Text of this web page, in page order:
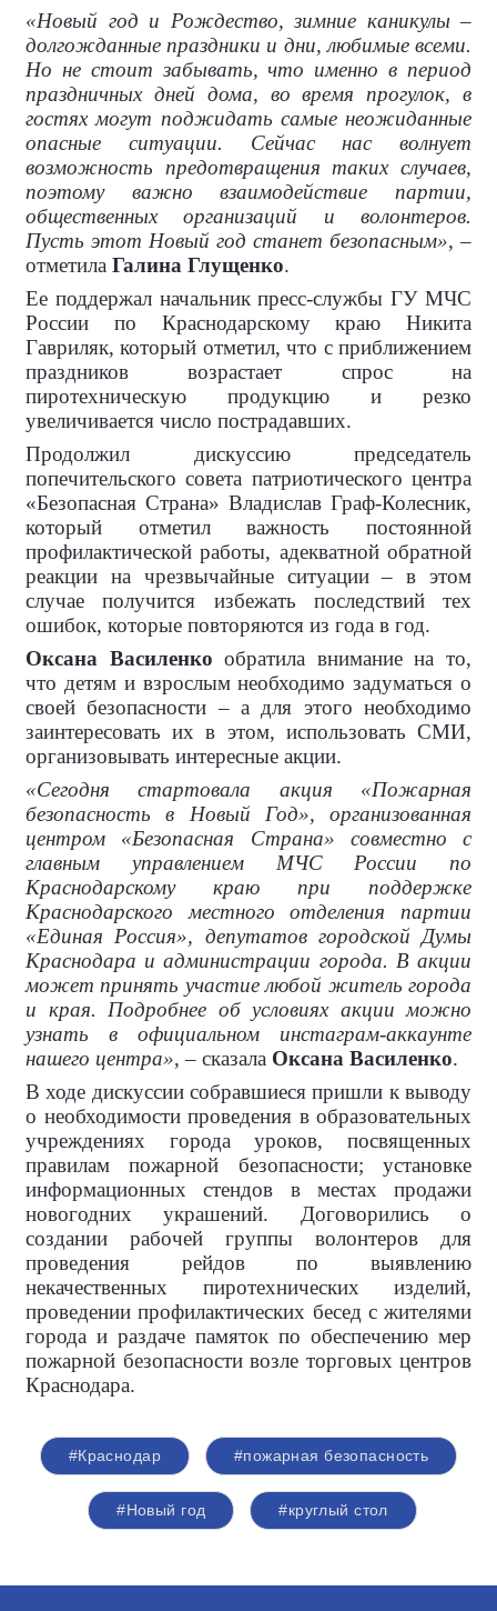
«Новый год и Рождество, зимние каникулы –
долгожданные праздники и дни, любимые всеми.
Но не стоит забывать, что именно в период
праздничных дней дома, во время прогулок, в
гостях могут поджидать самые неожиданные
опасные ситуации. Сейчас нас волнует
возможность предотвращения таких случаев,
поэтому важно взаимодействие партии,
общественных организаций и волонтеров.
Пусть этот Новый год станет безопасным», –
отметила Галина Глущенко.
Ее поддержал начальник пресс-службы ГУ МЧС
России по Краснодарскому краю Никита
Гавриляк, который отметил, что с приближением
праздников возрастает спрос на
пиротехническую продукцию и резко
увеличивается число пострадавших.
Продолжил дискуссию председатель
попечительского совета патриотического центра
«Безопасная Страна» Владислав Граф-Колесник,
который отметил важность постоянной
профилактической работы, адекватной обратной
реакции на чрезвычайные ситуации – в этом
случае получится избежать последствий тех
ошибок, которые повторяются из года в год.
Оксана Василенко обратила внимание на то,
что детям и взрослым необходимо задуматься о
своей безопасности – а для этого необходимо
заинтересовать их в этом, использовать СМИ,
организовывать интересные акции.
«Сегодня стартовала акция «Пожарная
безопасность в Новый Год», организованная
центром «Безопасная Страна» совместно с
главным управлением МЧС России по
Краснодарскому краю при поддержке
Краснодарского местного отделения партии
«Единая Россия», депутатов городской Думы
Краснодара и администрации города. В акции
может принять участие любой житель города
и края. Подробнее об условиях акции можно
узнать в официальном инстаграм-аккаунте
нашего центра», – сказала Оксана Василенко.
В ходе дискуссии собравшиеся пришли к выводу
о необходимости проведения в образовательных
учреждениях города уроков, посвященных
правилам пожарной безопасности; установке
информационных стендов в местах продажи
новогодних украшений. Договорились о
создании рабочей группы волонтеров для
проведения рейдов по выявлению
некачественных пиротехнических изделий,
проведении профилактических бесед с жителями
города и раздаче памяток по обеспечению мер
пожарной безопасности возле торговых центров
Краснодара.
#Краснодар #пожарная безопасность
#Новый год #круглый стол